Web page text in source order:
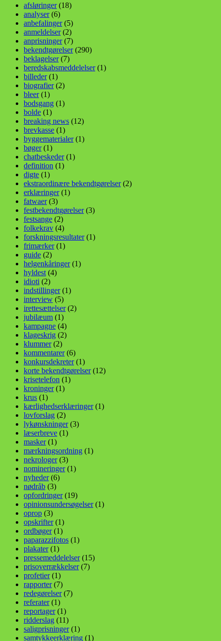
afsløringer(18)
analyser(6)
anbefalinger(5)
anmeldelser(2)
anprisninger(7)
bekendtgørelser(290)
beklagelser(7)
beredskabsmeddelelser(1)
billeder(1)
biografier(2)
bleer(1)
bodsgang (1)
bolde (1)
breaking news (12)
brevkasse (1)
byggematerialer(1)
bøger(1)
chatbeskeder(1)
definition (1)
digte (1)
ekstraordinære bekendtgørelser(2)
erklæringer(1)
fatwaer(3)
festbekendtgørelser(3)
festsange (2)
folkekrav (4)
forskningsresultater(1)
frimærker(1)
guide (2)
helgenkåringer(1)
hyldest (4)
idioti (2)
indstillinger(1)
interview (5)
irettesættelser(2)
jubilæum (1)
kampagne (4)
klageskrig (2)
klummer(2)
kommentarer(6)
konkursdekreter(1)
korte bekendtgørelser(12)
krisetelefon (1)
kroninger(1)
krus (1)
kærlighedserklæringer(1)
lovforslag (2)
lykønskninger(3)
læserbreve (1)
masker(1)
mærkningsordning (1)
nekrologer(3)
nomineringer(1)
nyheder(6)
nødråb (3)
opfordringer(19)
opinionsundersøgelser(1)
oprop (3)
opskrifter(1)
ordbøger(1)
paparazzifotos (1)
plakater(1)
pressemeddelelser(15)
prisoverrækkelser(7)
profetier(1)
rapporter(7)
redegørelser(7)
referater(1)
reportager(1)
ridderslag (11)
saligprisninger(1)
samtykkeerklæring (1)